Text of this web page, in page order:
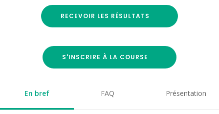
RECEVOIR LES RÉSULTATS
S'INSCRIRE À LA COURSE
En bref FAQ Présentation